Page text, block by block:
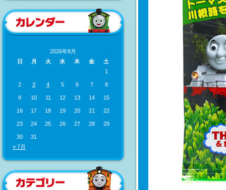
2026年8月
日
月 火 水 木 金
土
1
2 3 4 5 6 7 8
9 10 11 12 13 14 15
16 17 18 19 20 21 22
23 24 25 26 27 28 29
30
31
« 7月